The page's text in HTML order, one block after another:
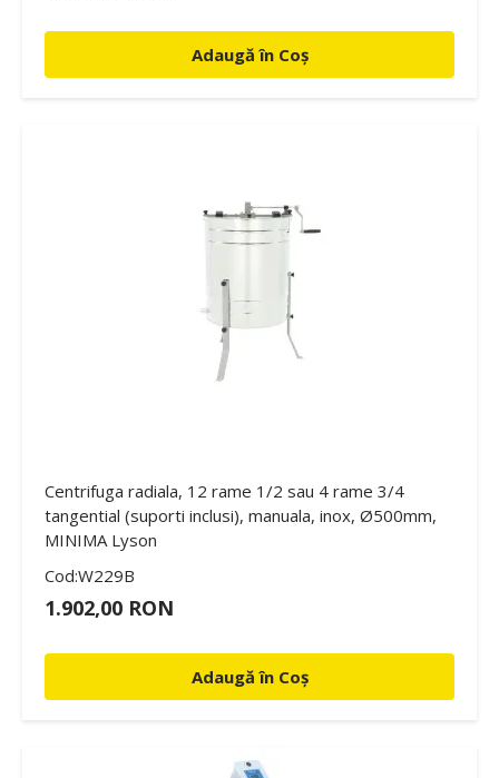
Adaugă în Coș
Centrifuga radiala, 12 rame 1/2 sau 4 rame 3/4
tangential (suporti inclusi), manuala, inox, Ø500mm,
MINIMA Lyson
Cod:W229B
1.902,00 RON
Adaugă în Coș